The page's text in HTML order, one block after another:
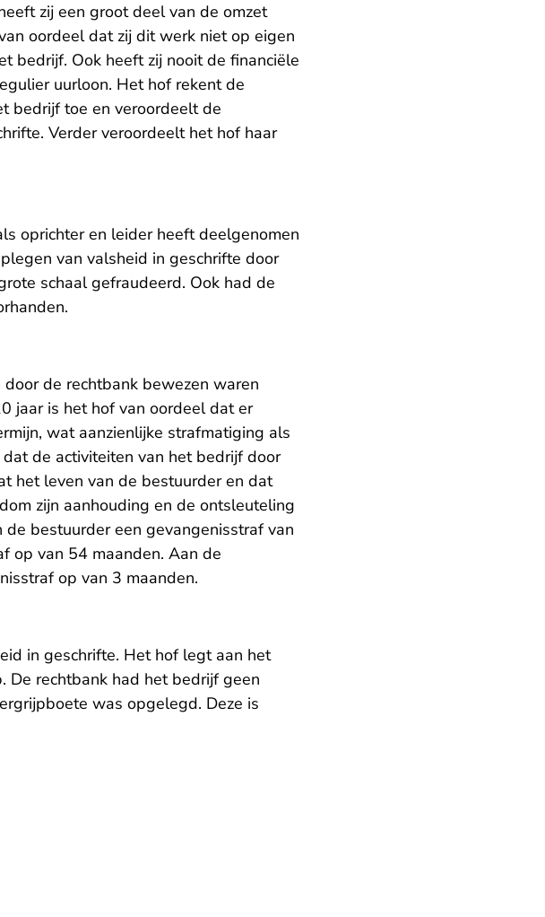
zij een groot deel van de omzet
oordeel dat zij dit werk niet op eigen
bedrijf. Ook heeft zij nooit de financiële
uurloon. Het hof rekent de
bedrijf toe en veroordeelt de
Verder veroordeelt het hof haar
oprichter en leider heeft deelgenomen
van valsheid in geschrifte door
schaal gefraudeerd. Ook had de
de rechtbank bewezen waren
jaar is het hof van oordeel dat er
wat aanzienlijke strafmatiging als
de activiteiten van het bedrijf door
het leven van de bestuurder en dat
zijn aanhouding en de ontsleuteling
bestuurder een gevangenisstraf van
op van 54 maanden. Aan de
op van 3 maanden.
in geschrifte. Het hof legt aan het
rechtbank had het bedrijf geen
was opgelegd. Deze is